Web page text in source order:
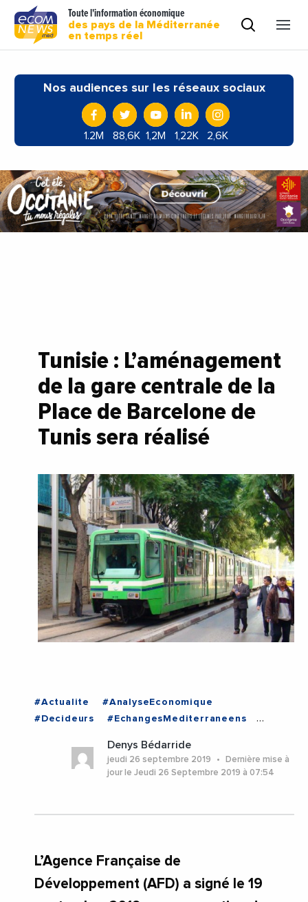
Toute l'information économique
des pays de la Méditerranée
en temps réel
Nos audiences sur les réseaux sociaux
1.2M 88,6K 1,2M 1,22K 2,6K
Tunisie : L’aménagement
de la gare centrale de la
Place de Barcelone de
Tunis sera réalisé
#Actualite
#AnalyseEconomique
#Decideurs
#EchangesMediterraneens
Denys Bédarride
jeudi 26 septembre 2019
Dernière mise à
jour le Jeudi 26 Septembre 2019 à 07:54
L’Agence Française de
Développement (AFD) a signé le 19